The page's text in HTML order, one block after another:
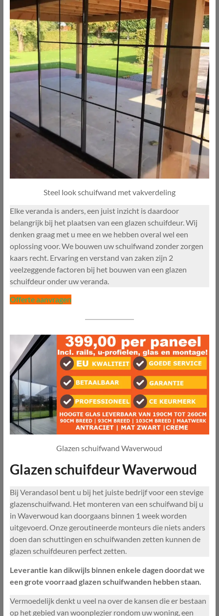
Steel look schuifwand met vakverdeling
Elke veranda is anders, een juist inzicht is daardoor
belangrijk bij het plaatsen van een glazen schuifdeur. Wij
denken graag met u mee en we hebben overal wel een
oplossing voor. We bouwen uw schuifwand zonder zorgen
kaars recht. Ervaring en verstand van zaken zijn 2
veelzeggende factoren bij het bouwen van een glazen
schuifdeur onder uw veranda.
Offerte aanvragen
Glazen schuifwand Waverwoud
Glazen schuifdeur Waverwoud
Bij Verandasol bent u bij het juiste bedrijf voor een stevige
glazenschuifwand. Het monteren van een schuifwand bij u
in Waverwoud kan doorgaans binnen 1 week worden
uitgevoerd. Onze geroutineerde monteurs die niets anders
doen dan schuttingen en schuifwanden zetten kunnen de
glazen schuifdeuren perfect zetten.
Leverantie kan dikwijls binnen enkele dagen doordat we
een grote voorraad glazen schuifwanden hebben staan.
Vermoedelijk denkt u veel na over de kansen die er bestaan
op het gebied van woonplezier rondom uw woning, een